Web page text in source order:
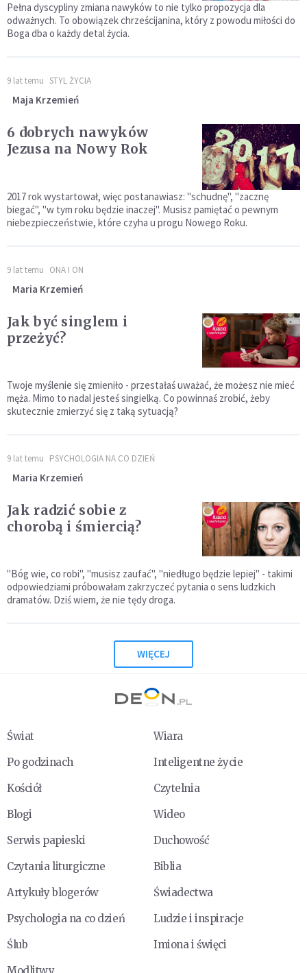
Pełna dyscypliny zmiana nawyków to nie tylko propozycja dla
odważnych. To obowiązek chrześcijanina, który z powodu miłości do
Boga dba o każdy detal życia.
9 lat temu STYL ŻYCIA
Maja Krzemień
6 dobrych nawyków
Jezusa na Nowy Rok
2017 rok wystartował, więc postanawiasz: "schudnę", "zacznę
biegać", "w tym roku będzie inaczej". Musisz pamiętać o pewnym
niebezpieczeństwie, które czyha u progu Nowego Roku.
9 lat temu ONA I ON
Maria Krzemień
Jak być singlem i
przeżyć?
Twoje myślenie się zmieniło - przestałaś uważać, że możesz nie mieć
męża. Mimo to nadal jesteś singielką. Co powinnaś zrobić, żeby
skutecznie zmierzyć się z taką sytuacją?
9 lat temu PSYCHOLOGIA NA CO DZIEŃ
Maria Krzemień
Jak radzić sobie z
chorobą i śmiercią?
"Bóg wie, co robi", "musisz zaufać", "niedługo będzie lepiej" - takimi
odpowiedziami próbowałam zakrzyczeć pytania o sens ludzkich
dramatów. Dziś wiem, że nie tędy droga.
WIĘCEJ
Świat
Wiara
Po godzinach
Inteligentne życie
Kościół
Czytelnia
Blogi
Wideo
Serwis papieski
Duchowość
Czytania liturgiczne
Biblia
Artykuły blogerów
Świadectwa
Psychologia na co dzień
Ludzie i inspiracje
Ślub
Imiona i święci